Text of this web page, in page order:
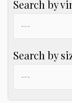
Search by
Search by